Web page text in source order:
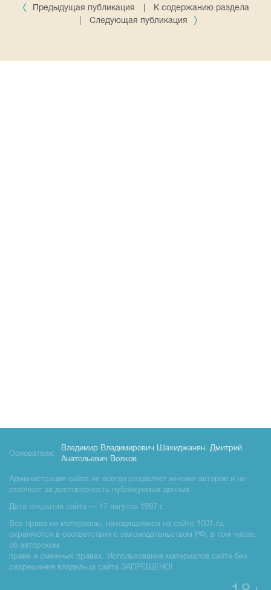
Предыдущая публикация
К содержанию раздела
Следующая публикация
Основатели:
Владимир Владимирович Шахиджанян, Дмитрий
Анатольевич Волков
Администрация сайта не всегда разделяет мнения авторов и не
отвечает за достоверность публикуемых данных.
Дата открытия сайта — 17 августа 1997 г.
Все права на материалы, находящиемся на сайте 1001.ru,
охраняются в соответствии с законодательством РФ, в том числе,
об авторском
праве и смежных правах. Использование материалов сайте без
разрешения владельца сайта ЗАПРЕЩЕНО!